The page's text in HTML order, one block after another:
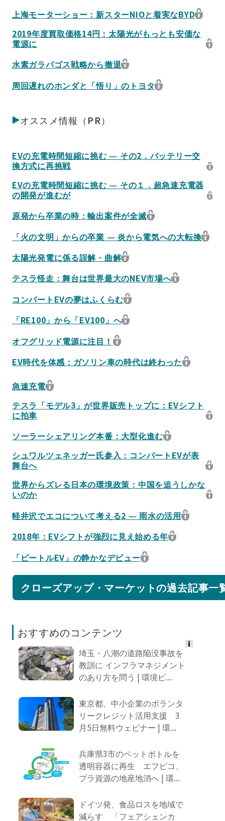
上海モーターショー：新スターNIOと着実なBYD
2019年度買取価格14円：太陽光がもっとも安価な
電源に
水素ガラパゴス戦略から撤退
周回遅れのホンダと「悟り」のトヨタ
オススメ情報（PR）
EVの充電時間短縮に挑む ― その2．バッテリー交
換方式に再挑戦
EVの充電時間短縮に挑む ― その１．超急速充電器
の開発が進むが
原発から卒業の時：輸出案件が全滅
「火の文明」からの卒業 ― 炎から電気への大転換
太陽光発電に係る誤解・曲解
テスラ怪走：舞台は世界最大のNEV市場へ
コンバートEVの夢はふくらむ
「RE100」から「EV100」へ
オフグリッド電源に注目！
EV時代を体感：ガソリン車の時代は終わった
急速充電
テスラ「モデル3」が世界販売トップに：EVシフト
に拍車
ソーラーシェアリング本番：大型化進む
シュワルツェネッガー氏参入：コンバートEVが表
舞台へ
世界からズレる日本の環境政策：中国を追うしかな
いのか
軽井沢でエコについて考える2 ― 雨水の活用
2018年：EVシフトが強烈に見え始める年
「ビートルEV」の静かなデビュー
クローズアップ・マーケットの過去記事一
おすすめのコンテンツ
埼玉・八潮の道路陥没事故を
教訓に インフラマネジメント
のあり方を問う | 環境ビ...
東京都、中小企業のボランタ
リークレジット活用支援 3
月5日無料ウェビナー | 環...
兵庫県3市のペットボトルを
透明容器に再生 エフピコ、
プラ資源の地産地消へ | 環...
ドイツ発、食品ロスを地域で
減らす 「フェアシェンカ